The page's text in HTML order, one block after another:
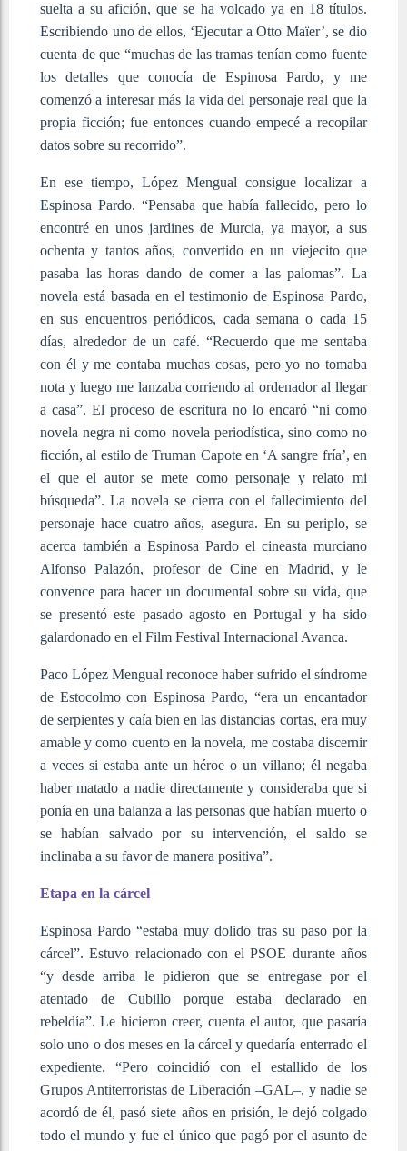
suelta a su afición, que se ha volcado ya en 18 títulos.
Escribiendo uno de ellos, ‘Ejecutar a Otto Maïer’, se dio
cuenta de que “muchas de las tramas tenían como fuente
los detalles que conocía de Espinosa Pardo, y me
comenzó a interesar más la vida del personaje real que la
propia ficción; fue entonces cuando empecé a recopilar
datos sobre su recorrido”.
En ese tiempo, López Mengual consigue localizar a
Espinosa Pardo. “Pensaba que había fallecido, pero lo
encontré en unos jardines de Murcia, ya mayor, a sus
ochenta y tantos años, convertido en un viejecito que
pasaba las horas dando de comer a las palomas”. La
novela está basada en el testimonio de Espinosa Pardo,
en sus encuentros periódicos, cada semana o cada 15
días, alrededor de un café. “Recuerdo que me sentaba
con él y me contaba muchas cosas, pero yo no tomaba
nota y luego me lanzaba corriendo al ordenador al llegar
a casa”. El proceso de escritura no lo encaró “ni como
novela negra ni como novela periodística, sino como no
ficción, al estilo de Truman Capote en ‘A sangre fría’, en
el que el autor se mete como personaje y relato mi
búsqueda”. La novela se cierra con el fallecimiento del
personaje hace cuatro años, asegura. En su periplo, se
acerca también a Espinosa Pardo el cineasta murciano
Alfonso Palazón, profesor de Cine en Madrid, y le
convence para hacer un documental sobre su vida, que
se presentó este pasado agosto en Portugal y ha sido
galardonado en el Film Festival Internacional Avanca.
Paco López Mengual reconoce haber sufrido el síndrome
de Estocolmo con Espinosa Pardo, “era un encantador
de serpientes y caía bien en las distancias cortas, era muy
amable y como cuento en la novela, me costaba discernir
a veces si estaba ante un héroe o un villano; él negaba
haber matado a nadie directamente y consideraba que si
ponía en una balanza a las personas que habían muerto o
se habían salvado por su intervención, el saldo se
inclinaba a su favor de manera positiva”.
Etapa en la cárcel
Espinosa Pardo “estaba muy dolido tras su paso por la
cárcel”. Estuvo relacionado con el PSOE durante años
“y desde arriba le pidieron que se entregase por el
atentado de Cubillo porque estaba declarado en
rebeldía”. Le hicieron creer, cuenta el autor, que pasaría
solo uno o dos meses en la cárcel y quedaría enterrado el
expediente. “Pero coincidió con el estallido de los
Grupos Antiterroristas de Liberación –GAL–, y nadie se
acordó de él, pasó siete años en prisión, le dejó colgado
todo el mundo y fue el único que pagó por el asunto de